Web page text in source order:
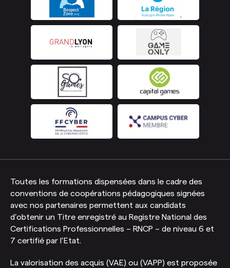
Toutes les formations dispensées dans le cadre des
conventions de coopérations pédagogiques signées
avec nos partenaires permettent aux candidats
d’obtenir un Titre enregistré au Registre National des
Certifications Professionnelles – RNCP – de niveau 6 et
7 certifié par l’Etat.
La valorisation des acquis (VAE) ou (VAPP) est proposée